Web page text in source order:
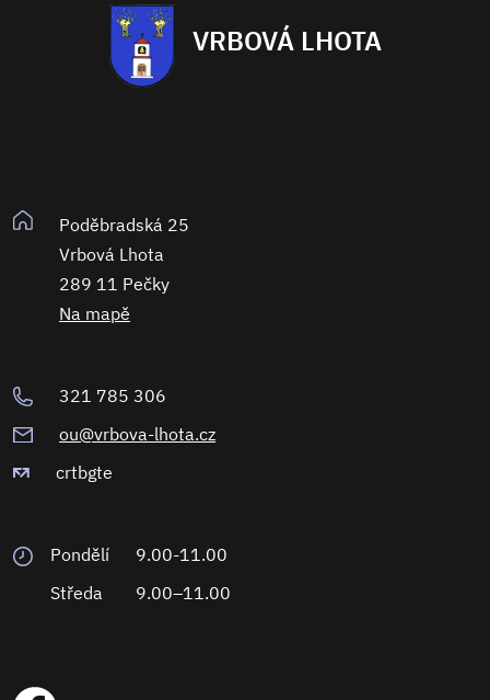
VRBOVÁ LHOTA
Poděbradská 25
Vrbová Lhota
289 11 Pečky
Na mapě
321 785 306
ou@vrbova-lhota.cz
crtbgte
Pondělí
9.00-11.00
Středa
9.00–11.00